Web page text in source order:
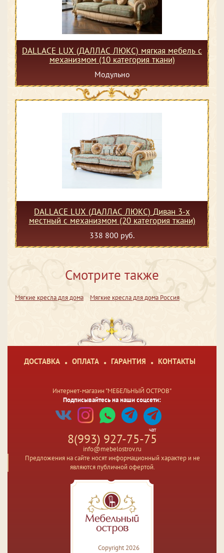
DALLACE LUX (ДАЛЛАС ЛЮКС) мягкая мебель с
механизмом (10 категория ткани)
Модульно
DALLACE LUX (ДАЛЛАС ЛЮКС) Диван 3-х
местный с механизмом (20 категория ткани)
338 800 руб.
Смотрите также
Мягкие кресла для дома Мягкие кресла для дома Россия
ДОСТАВКА ОПЛАТА ГАРАНТИЯ КОНТАКТЫ
Интернет-магазин "МЕБЕЛЬНЫЙ ОСТРОВ"
Подписывайтесь на наши соцсети:
чат
8(993) 927-75-75
info@mebelostrov.ru
Предложения на сайте носят информационный характер и не
являются публичной офертой.
Copyright 2026